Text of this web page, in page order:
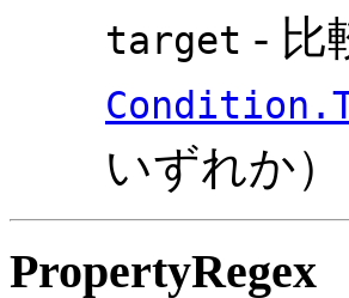
target - 比
いずれか）
PropertyRegex